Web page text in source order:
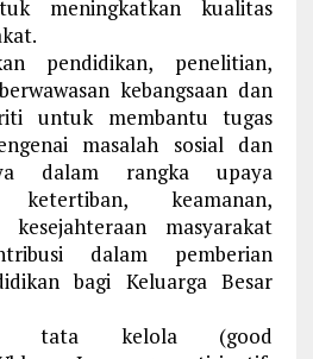
meningkatkan kualitas
pendidikan, penelitian,
kebangsaan dan
untuk membantu tugas
masalah sosial dan
dalam rangka upaya
ketertiban, keamanan,
masyarakat
dalam pemberian
bagi Keluarga Besar
tata kelola (good